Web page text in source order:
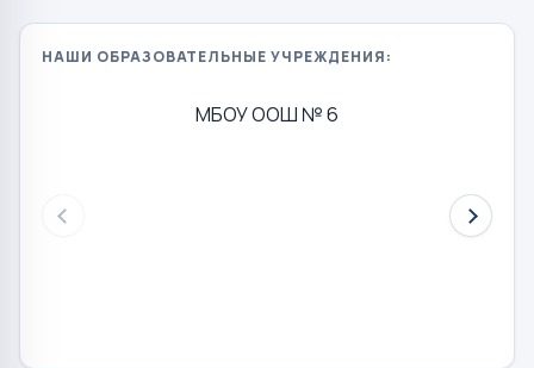
НАШИ ОБРАЗОВАТЕЛЬНЫЕ УЧРЕЖДЕНИЯ:
МБОУ ООШ № 6